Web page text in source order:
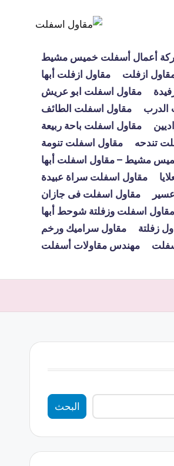
أعمال أسفلت خميس مشيط
ازفلت
مقاول ازفلت أبها
مقاول اسفلت ابو عريش
الدرب
مقاول اسفلت الطائف
مقاول اسفلت باحة ربيعة
تندحه
مقاول اسفلت تنومة
مشيط – مقاول اسفلت أبها
مقاول اسفلت سراة عبيدة
مقاول اسفلت فى جازان
مقاول اسفلت وزفلتة شوحط أبها
زفلتة
مقاول سراميك ورخم
مهندس مقاولات أسفلت
البحث